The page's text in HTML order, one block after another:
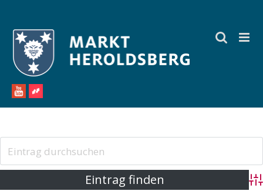
springen